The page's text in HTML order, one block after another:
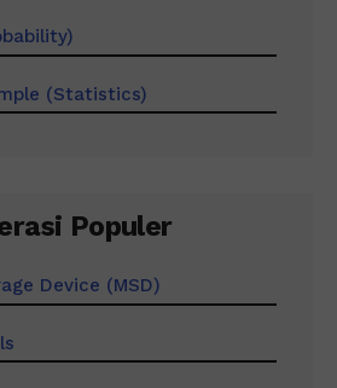
(Statistics)
Populer
Device (MSD)